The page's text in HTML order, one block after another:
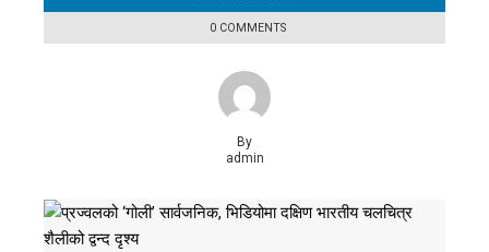
0 COMMENTS
By
admin